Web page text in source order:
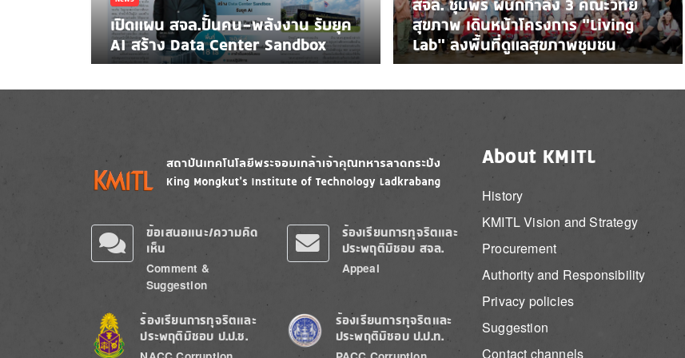
เปิดแผน สจล.ปั้นคน-พลังงาน รับยุค
AI สร้าง Data Center Sandbox
สจล. ชุมพร ผนึกกำลัง 3 คณะวิทย์
สุขภาพ เดินหน้าโครงการ “Living
Lab” ลงพื้นที่ดูแลสุขภาพชุมชน
Image Image
ข้อเสนอแนะ/ความคิด
เห็น
Comment &
Suggestion
ร้องเรียนการทุจริตและ
ประพฤติมิชอบ สจล.
Appeal
Image
ร้องเรียนการทุจริตและ
ประพฤติมิชอบ ป.ป.ช.
Image
ร้องเรียนการทุจริตและ
ประพฤติมิชอบ ป.ป.ท.
About KMITL
History
KMITL Vision and Strategy
Procurement
Authority and Responsibility
Privacy policies
Suggestion
Contact channels